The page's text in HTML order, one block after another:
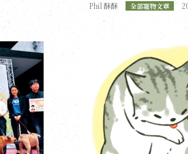
Phil 酥酥 全部寵物文章